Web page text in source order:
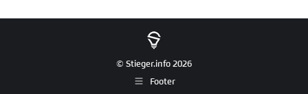
© Stieger.info 2026
Footer